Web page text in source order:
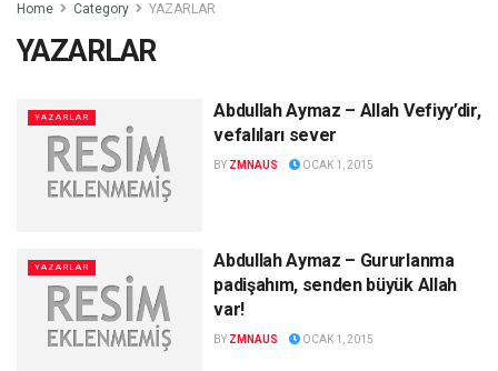
Home Category YAZARLAR
YAZARLAR
YAZARLAR
Abdullah Aymaz – Allah Vefiyy’dir,
vefalıları sever
BY ZMNAUS OCAK 1, 2015
YAZARLAR
Abdullah Aymaz – Gururlanma
padişahım, senden büyük Allah
var!
BY ZMNAUS OCAK 1, 2015